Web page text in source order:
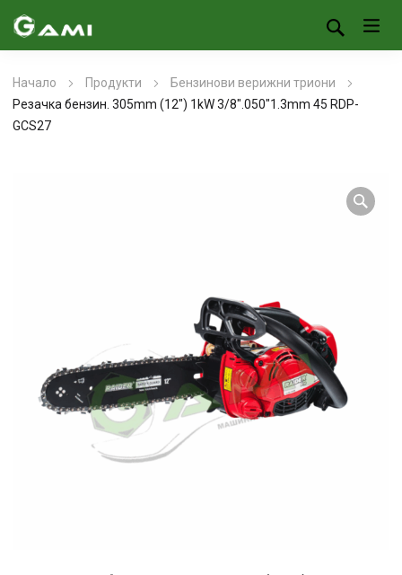
Начало Продукти
Бензинови верижни триони
Резачка бензин. 305mm (12″) 1kW 3/8″.050″1.3mm 45 RDP-
GCS27